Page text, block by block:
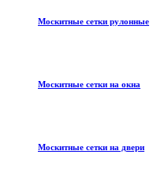
Москитные сетки рулонные
Москитные сетки на окна
Москитные сетки на двери